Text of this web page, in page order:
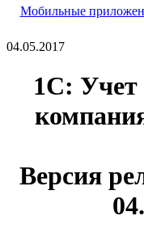
Мобильные
04.05.2017
1С:
Версия